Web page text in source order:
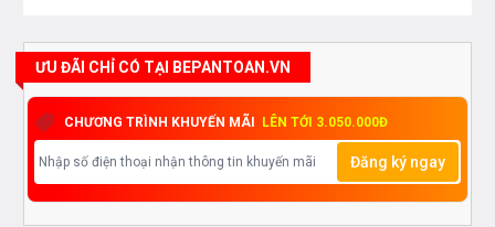
ƯU ĐÃI CHỈ CÓ TẠI BEPANTOAN.VN
CHƯƠNG TRÌNH KHUYẾN MÃI LÊN TỚI 3.050.000Đ
Đăng ký ngay